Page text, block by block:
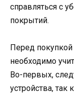
справляться с
покрытий.
Перед
необходимо
Во-первых,
устройства, так